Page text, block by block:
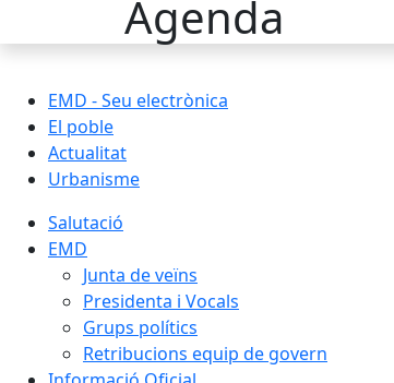
Agenda
EMD - Seu electrònica
El poble
Actualitat
Urbanisme
Salutació
EMD
Junta de veïns
Presidenta i Vocals
Grups polítics
Retribucions equip de govern